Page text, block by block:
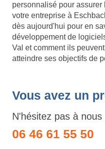
personnalisé pour
votre entreprise à
dès aujourd'hui pour en
développement de
Val et comment ils
atteindre ses objectifs de
Vous avez un
N'hésitez pas à
06 46 61 55 50